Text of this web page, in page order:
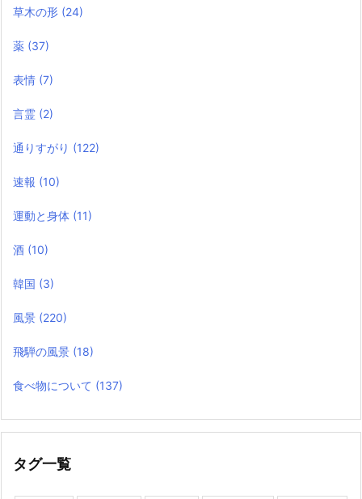
草木の形 (24)
薬 (37)
表情 (7)
言霊 (2)
通りすがり (122)
速報 (10)
運動と身体 (11)
酒 (10)
韓国 (3)
風景 (220)
飛騨の風景 (18)
食べ物について (137)
タグ一覧